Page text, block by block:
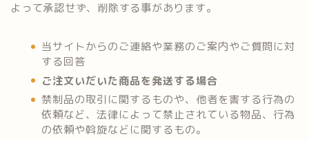
よって承認せず、削除する事があります。
当サイトからのご連絡や業務のご案内やご質問に対
する回答
ご注文いだいた商品を発送する場合
禁制品の取引に関するものや、他者を害する行為の
依頼など、法律によって禁止されている物品、行為
の依頼や斡旋などに関するもの。